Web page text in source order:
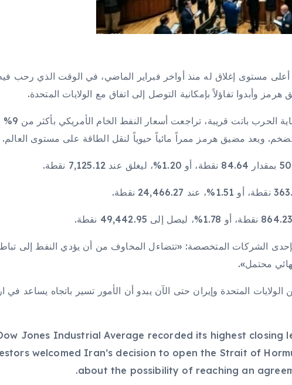
مستوى إغلاق له منذ أواخر فبراير الماضي، في الوقت الذي رحب
وأبدوا تفاؤلاً بإمكانية التوصل إلى اتفاق مع الولايات المتحدة.
ومع تزايد ثقة المتداولين في
ويعد مضيق هرمز ممراً مائياً حيوياً لنقل الطاقة على مستوى العالم.
الشركات المتخصصة: «تتضاءل المخاوف من أن يؤدي النفط إلى
محتمل».
المتحدة وإيران حتى الآن يبدو أن الأمور تسير باتجاه يساعد في
Jones Industrial Average recorded its highest closing
welcomed Iran’s decision to open the Strait of
about the possibility of reaching an